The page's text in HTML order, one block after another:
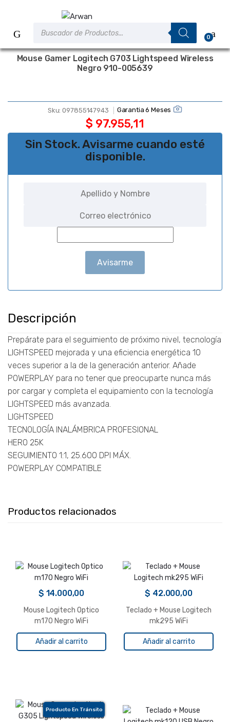
contenido
0
Mouse Gamer Logitech G703 Lightspeed Wireless
Negro 910-005639
Sku:097855147943 Garantia 6 Meses
$ 97.955,11
Sin Stock. Avisarme cuando esté
disponible.
Avisarme
Descripción
Prepárate para el seguimiento de próximo nivel, tecnología
LIGHTSPEED mejorada y una eficiencia energética 10
veces superior a la de la generación anterior. Añade
POWERPLAY para no tener que preocuparte nunca más
por cargar y completa el equipamiento con la tecnología
LIGHTSPEED más avanzada.
LIGHTSPEED
TECNOLOGÍA INALÁMBRICA PROFESIONAL
HERO 25K
SEGUIMIENTO 1:1, 25.600 DPI MÁX.
POWERPLAY COMPATIBLE
Productos relacionados
$ 14.000,00
Mouse Logitech Optico
m170 Negro WiFi
Añadir al carrito
$ 42.000,00
Teclado + Mouse Logitech
mk295 WiFi
Añadir al carrito
Producto En Tránsito